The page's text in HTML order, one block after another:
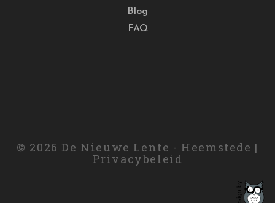
Blog
FAQ
© 2026 De Nieuwe Lente - Heemstede |
Privacybeleid